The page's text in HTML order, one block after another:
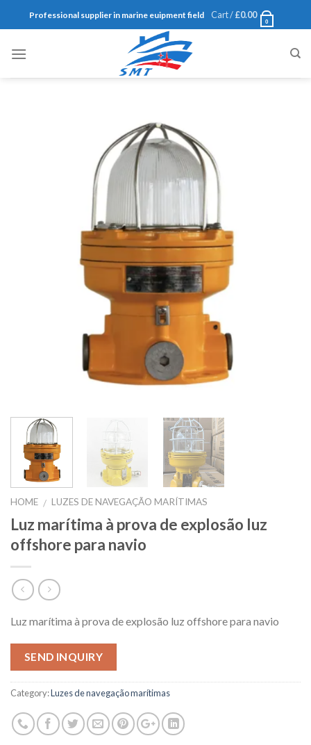
Professional supplier in marine euipment field Cart /£0.00
0
HOME / LUZES DE NAVEGAÇÃO MARÍTIMAS
Luz marítima à prova de explosão luz
offshore para navio
Luz marítima à prova de explosão luz offshore para navio
SEND INQUIRY
Category:Luzes de navegação marítimas